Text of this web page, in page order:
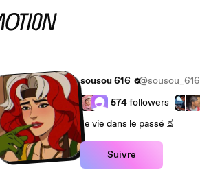
sousou 616
@sousou_616
574followers
Je vie dans le passé ⏳
Suivre